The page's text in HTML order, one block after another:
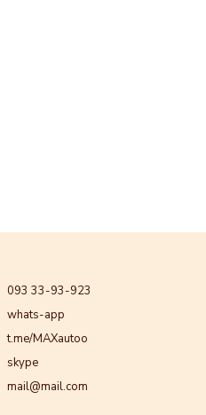
093 33-93-923
whats-app
t.me/MAXautoo
skype
mail@mail.com